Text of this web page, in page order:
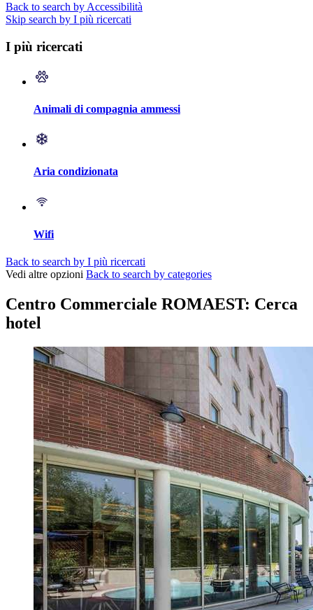
Back to search by Accessibilità
Skip search by I più ricercati
I più ricercati
Animali di compagnia ammessi
Aria condizionata
Wifi
Back to search by I più ricercati
Vedi altre opzioni Back to search by categories
Centro Commerciale ROMAEST: Cerca
hotel